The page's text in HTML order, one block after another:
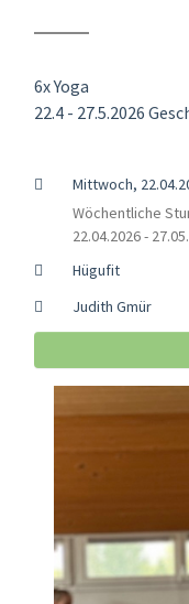
6x Yoga
22.4 - 27.5.2026
Mittwoch,
Wöchentliche
22.04.2026 -
Hügufit
Judith Gmür